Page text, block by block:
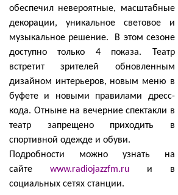
обеспечил невероятные, масштабные
декорации, уникальное световое и
музыкальное решение. В этом сезоне
доступно только 4 показа. Театр
встретит зрителей обновленным
дизайном интерьеров, новым меню в
буфете и новыми правилами дресс-
кода. Отныне на вечерние спектакли в
театр запрещено приходить в
спортивной одежде и обуви.
Подробности можно узнать на
сайте www.radiojazzfm.ruи в
социальных сетях станции.